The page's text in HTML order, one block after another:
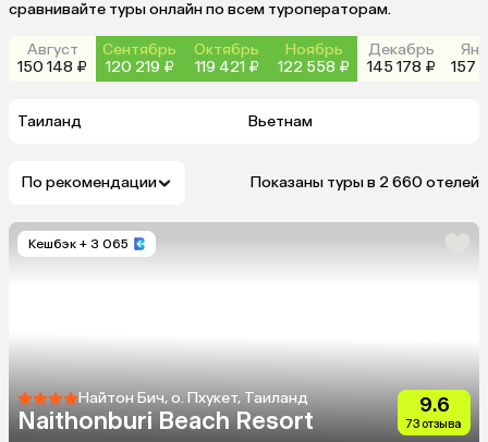
сравнивайте туры онлайн по всем туроператорам.
Август
150 148 ₽
Сентябрь
120 219 ₽
Октябрь
119 421 ₽
Ноябрь
122 558 ₽
Декабрь
145 178 ₽
157
Таиланд Вьетнам
По рекомендации Показаны туры в 2 660 отелей
Кешбэк + 3 065
Найтон Бич, о. Пхукет, Таиланд
Naithonburi Beach Resort
9.6
73 отзыва